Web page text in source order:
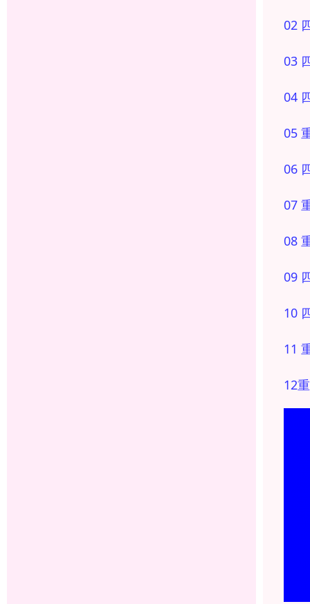
02
03
04
05
06
07
08
09
10
11
12